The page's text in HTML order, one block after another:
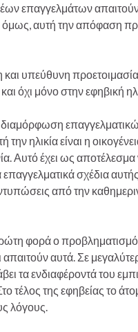
επαγγελμάτων
όμως, αυτή την απόφαση
υπεύθυνη προετοιμασία
όχι μόνο στην εφηβική
διαμόρφωση
ηλικία είναι η
Αυτό έχει ως
σχέδια αυτής
από την
φορά ο
αυτά. Σε
τα ενδιαφέροντά του
τέλος της εφηβείας το
λόγους.